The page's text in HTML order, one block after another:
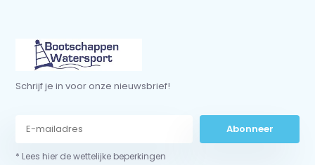
Schrijf je in voor onze nieuwsbrief!
Abonneer
* Lees hier de wettelijke beperkingen